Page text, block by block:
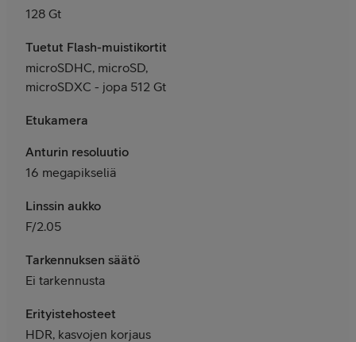
128 Gt
Tuetut Flash-muistikortit
microSDHC, microSD,
microSDXC - jopa 512 Gt
Etukamera
Anturin resoluutio
16 megapikseliä
Linssin aukko
F/2.05
Tarkennuksen säätö
Ei tarkennusta
Erityistehosteet
HDR, kasvojen korjaus